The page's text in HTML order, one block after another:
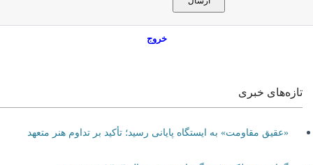
خروج
تازه‌های خبری
«عقیق مقاومت» به ایستگاه پایانی رسید؛ تأکید بر تداوم هنر متعهد